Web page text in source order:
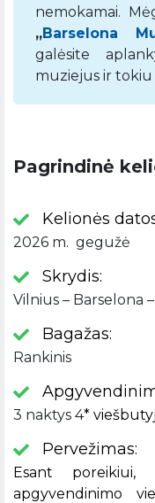
nemokamai.
„Barselona
galėsite
muziejus ir
Pagrindinė
Kelionės
2026 m. gegužė
Skrydis:
Vilnius – Barselona
Bagažas:
Rankinis
3 naktys 4*
Pervežimas:
Esant
apgyvendinimo